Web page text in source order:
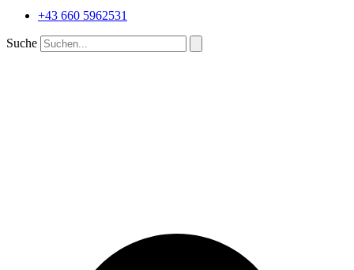
+43 660 5962531
Suche